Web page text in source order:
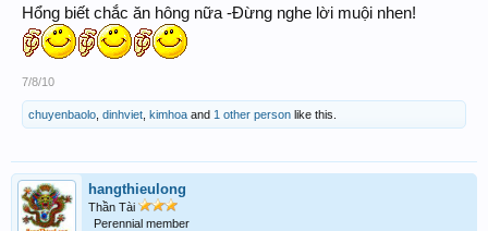
Hổng biết chắc ăn hông nữa -Đừng nghe lời muội nhen!
7/8/10
chuyenbaolo dinhviet kimhoa and 1 other person like this.
hangthieulong
Thần Tài
Perennial member